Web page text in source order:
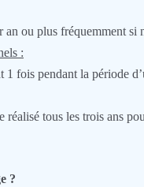
ou plus fréquemment si
:
fois pendant la période
tous les trois ans
?